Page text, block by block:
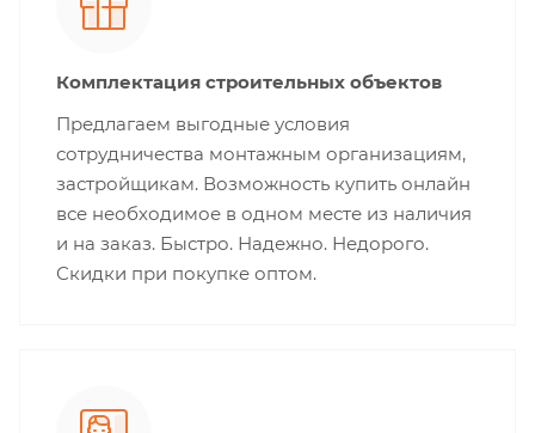
Комплектация строительных объектов
Предлагаем выгодные условия
сотрудничества монтажным организациям,
застройщикам. Возможность купить онлайн
все необходимое в одном месте из наличия
и на заказ. Быстро. Надежно. Недорого.
Скидки при покупке оптом.